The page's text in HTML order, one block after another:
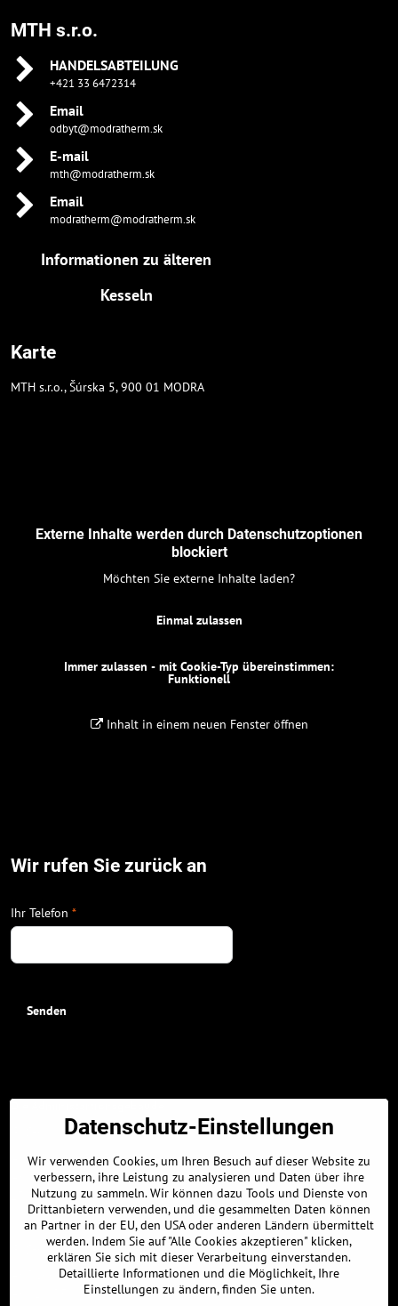
MTH s.r.o.
HANDELSABTEILUNG
+421 33 6472314
Email
odbyt@modratherm.sk
E-mail
mth@modratherm.sk
Email
modratherm@modratherm.sk
Informationen zu älteren
Kesseln
Karte
MTH s.r.o., Šúrska 5, 900 01 MODRA
Externe Inhalte werden durch Datenschutzoptionen
blockiert
Möchten Sie externe Inhalte laden?
Einmal zulassen
Immer zulassen - mit Cookie-Typ übereinstimmen:
Funktionell
Inhalt in einem neuen Fenster öffnen
Wir rufen Sie zurück an
Ihr Telefon *
Senden
GPS-Koordinaten:
48.326896463, 17.304309011
48° 19' 36.8272672" N
17° 18' 15.5124378" E
Parkplatz :
GPS-Koordinaten:
48.326639661, 17.304968834
48° 19' 35.902778" N
Datenschutz-Einstellungen
Wir verwenden Cookies, um Ihren Besuch auf dieser Website zu
verbessern, ihre Leistung zu analysieren und Daten über ihre
Nutzung zu sammeln. Wir können dazu Tools und Dienste von
Drittanbietern verwenden, und die gesammelten Daten können
an Partner in der EU, den USA oder anderen Ländern übermittelt
werden. Indem Sie auf "Alle Cookies akzeptieren" klicken,
erklären Sie sich mit dieser Verarbeitung einverstanden.
Detaillierte Informationen und die Möglichkeit, Ihre
Einstellungen zu ändern, finden Sie unten.